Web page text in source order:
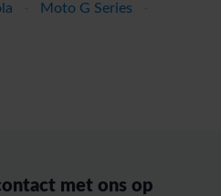
Moto G Series
met ons op